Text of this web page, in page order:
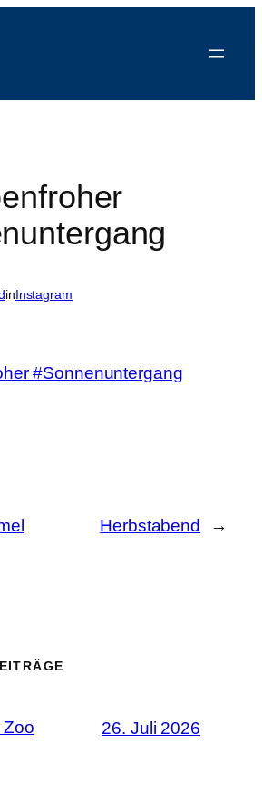
inInstagram
Herbstabend →
Zoo 26. Juli 2026